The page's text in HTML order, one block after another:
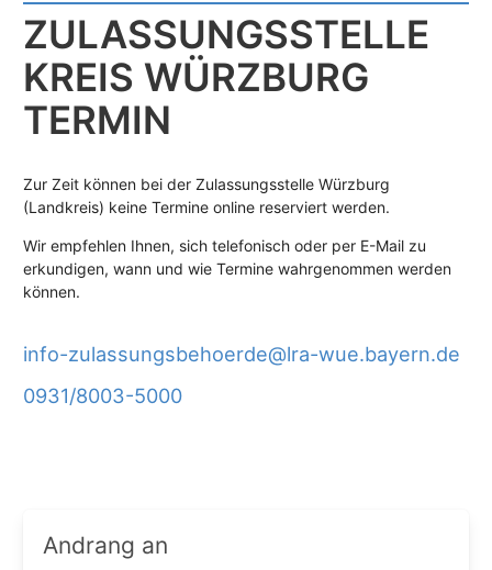
ZULASSUNGS­STELLE
KREIS WÜRZBURG
TERMIN
Zur Zeit können bei der Zulassungsstelle Würzburg
(Landkreis) keine Termine online reserviert werden.
Wir empfehlen Ihnen, sich telefonisch oder per E-Mail zu
erkundigen, wann und wie Termine wahrgenommen werden
können.
info-zulassungsbehoerde@lra-wue.bayern.de
0931/8003-5000
Andrang an